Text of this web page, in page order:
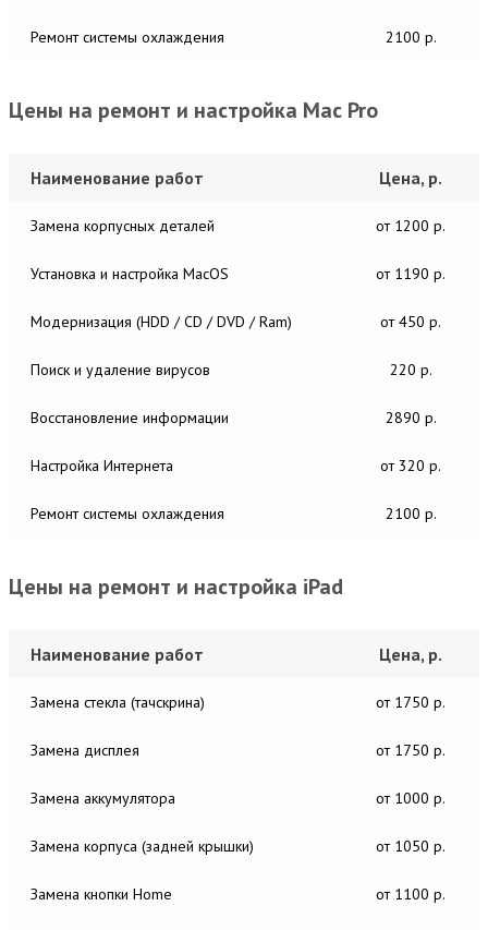
Ремонт системы охлаждения 2100 р.
Цены на ремонт и настройка Mac Pro
Наименование работ Цена, р.
Замена корпусных деталей от 1200 р.
Установка и настройка MacОS от 1190 р.
Модернизация (HDD / CD / DVD / Ram) от 450 р.
Поиск и удаление вирусов 220 р.
Восстановление информации 2890 р.
Настройка Интернета от 320 р.
Ремонт системы охлаждения 2100 р.
Цены на ремонт и настройка iPad
Наименование работ Цена, р.
Замена стекла (тачскрина) от 1750 р.
Замена дисплея от 1750 р.
Замена аккумулятора от 1000 р.
Замена корпуса (задней крышки) от 1050 р.
Замена кнопки Home от 1100 р.